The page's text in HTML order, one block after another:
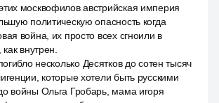
москвофилов австрийская империя
политическую опасность когда
война, их просто всех сгноили в
внутрен.
несколько Десятков до сотен тысяч
которые хотели быть русскими
войны Ольга Гробарь, мама игоря